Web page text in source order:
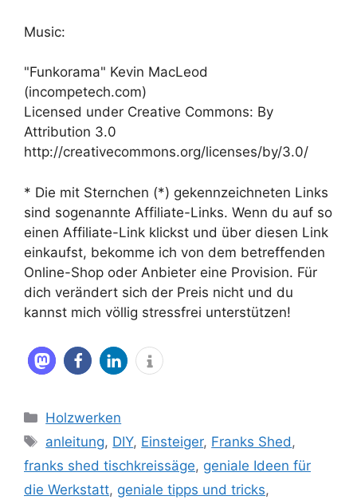
Music:
"Funkorama" Kevin MacLeod
(incompetech.com)
Licensed under Creative Commons: By
Attribution 3.0
http://creativecommons.org/licenses/by/3.0/
* Die mit Sternchen (*) gekennzeichneten Links
sind sogenannte Affiliate-Links. Wenn du auf so
einen Affiliate-Link klickst und über diesen Link
einkaufst, bekomme ich von dem betreffenden
Online-Shop oder Anbieter eine Provision. Für
dich verändert sich der Preis nicht und du
kannst mich völlig stressfrei unterstützen!
Kategorien
Holzwerken
Schlagwörter
anleitung, DIY, Einsteiger, Franks Shed,
franks shed tischkreissäge, geniale Ideen für
die Werkstatt, geniale tipps und tricks,